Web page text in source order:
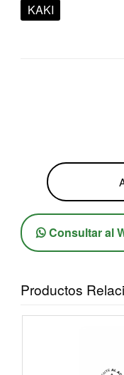
KAKI
Consultar al
Productos